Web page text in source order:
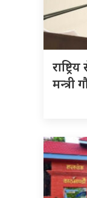
मन्त्री